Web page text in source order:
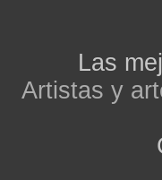
Las
Artistas y